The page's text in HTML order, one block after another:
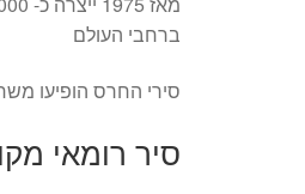
ברחבי העולם
סירי החרס הופיעו
סיר רומאי